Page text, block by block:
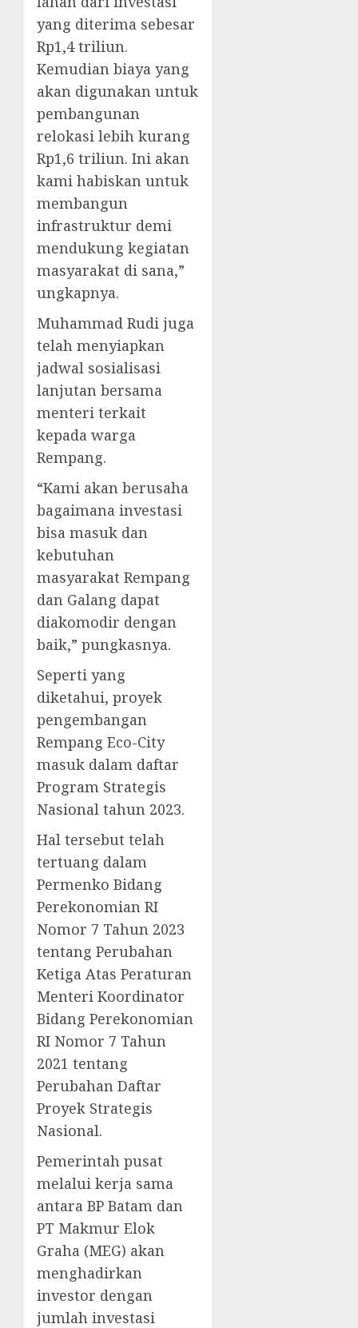
yang diterima sebesar
Rp1,4 triliun.
Kemudian biaya yang
akan digunakan untuk
pembangunan
relokasi lebih kurang
Rp1,6 triliun. Ini akan
kami habiskan untuk
membangun
infrastruktur demi
mendukung kegiatan
masyarakat di sana,”
ungkapnya.
Muhammad Rudi juga
telah menyiapkan
jadwal sosialisasi
lanjutan bersama
menteri terkait
kepada warga
Rempang.
“Kami akan berusaha
bagaimana investasi
bisa masuk dan
kebutuhan
masyarakat Rempang
dan Galang dapat
diakomodir dengan
baik,” pungkasnya.
Seperti yang
diketahui, proyek
pengembangan
Rempang Eco-City
masuk dalam daftar
Program Strategis
Nasional tahun 2023.
Hal tersebut telah
tertuang dalam
Permenko Bidang
Perekonomian RI
Nomor 7 Tahun 2023
tentang Perubahan
Ketiga Atas Peraturan
Menteri Koordinator
Bidang Perekonomian
RI Nomor 7 Tahun
2021 tentang
Perubahan Daftar
Proyek Strategis
Nasional.
Pemerintah pusat
melalui kerja sama
antara BP Batam dan
PT Makmur Elok
Graha (MEG) akan
menghadirkan
investor dengan
jumlah investasi